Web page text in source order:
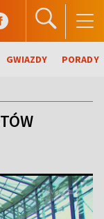
GWIAZDY PORADY